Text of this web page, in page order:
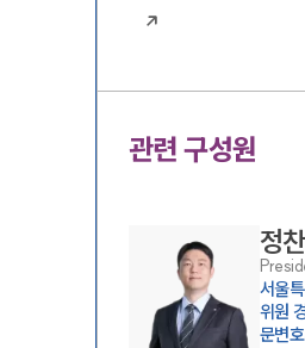
관련 구성원
정
서울
위원
문변